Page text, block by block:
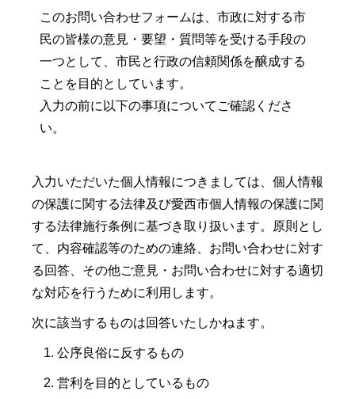
このお問い合わせフォームは、市政に対する市
民の皆様の意見・要望・質問等を受ける手段の
一つとして、市民と行政の信頼関係を醸成する
ことを目的としています。
入力の前に以下の事項についてご確認くださ
い。
入力いただいた個人情報につきましては、個人情報
の保護に関する法律及び愛西市個人情報の保護に関
する法律施行条例に基づき取り扱います。原則とし
て、内容確認等のための連絡、お問い合わせに対す
る回答、その他ご意見・お問い合わせに対する適切
な対応を行うために利用します。
次に該当するものは回答いたしかねます。
公序良俗に反するもの
営利を目的としているもの